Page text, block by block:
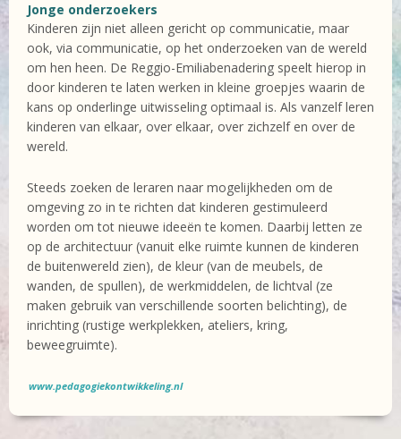
Jonge onderzoekers
Kinderen zijn niet alleen gericht op communicatie, maar
ook, via communicatie, op het onderzoeken van de wereld
om hen heen. De Reggio-Emiliabenadering speelt hierop in
door kinderen te laten werken in kleine groepjes waarin de
kans op onderlinge uitwisseling optimaal is. Als vanzelf leren
kinderen van elkaar, over elkaar, over zichzelf en over de
wereld.
Steeds zoeken de leraren naar mogelijkheden om de
omgeving zo in te richten dat kinderen gestimuleerd
worden om tot nieuwe ideeën te komen. Daarbij letten ze
op de architectuur (vanuit elke ruimte kunnen de kinderen
de buitenwereld zien), de kleur (van de meubels, de
wanden, de spullen), de werkmiddelen, de lichtval (ze
maken gebruik van verschillende soorten belichting), de
inrichting (rustige werkplekken, ateliers, kring,
beweegruimte).
www.pedagogiekontwikkeling.nl